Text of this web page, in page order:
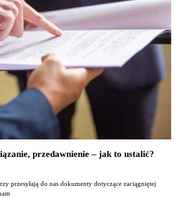
przedawnienie – jak to ustalić?
przesyłają do nas dokumenty dotyczące zaciągniętej